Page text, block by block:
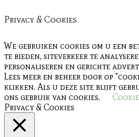
Privacy & Cookies
We gebruiken cookies om u een
te bieden, siteverkeer te
personaliseren en gerichte
Lees meer en beheer door op
klikken. Als u deze site blijft
ons gebruik van cookies.
Privacy & Cookies